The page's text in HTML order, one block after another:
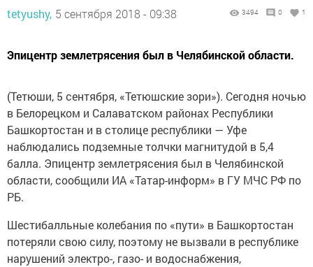
tetyushy, 5 сентября 2018 - 09:38 3494 0 1
Эпицентр землетрясения был в Челябинской области.
(Тетюши, 5 сентября, «Тетюшские зори»). Сегодня ночью
в Белорецком и Салаватском районах Республики
Башкортостан и в столице республики — Уфе
наблюдались подземные толчки магнитудой в 5,4
балла. Эпицентр землетрясения был в Челябинской
области, сообщили ИА «Татар-информ» в ГУ МЧС РФ по
РБ.
Шестибалльные колебания по «пути» в Башкортостан
потеряли свою силу, поэтому не вызвали в республике
нарушений электро-, газо- и водоснабжения,